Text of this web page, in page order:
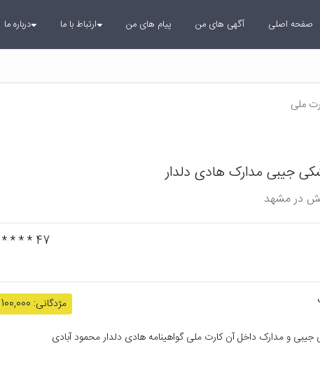
صفحه اصلی آگهی های من پیام های من ارتباط با ما درباره ما
ملی
جیبی مدارک هادی دلدار
47 * * * * 0934
مژدگانی: 100,000 تومان
و مدارک داخل آن کارت ملی گواهینامه هادی دلدار محمود آبادی